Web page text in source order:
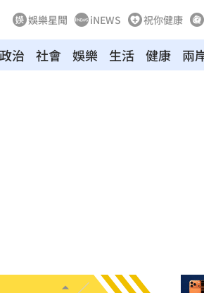
娛樂星聞 iNEWS 祝你健康
政治 社會 娛樂 生活 健康 兩